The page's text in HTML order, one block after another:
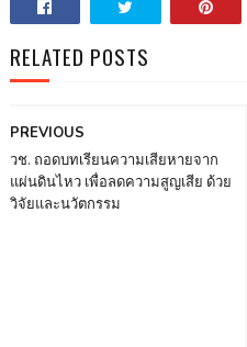
RELATED POSTS
PREVIOUS
วช. ถอดบทเรียนความเสียหายจาก
แผ่นดินไหว เพื่อลดความสูญเสีย ด้วย
วิจัยและนวัตกรรม